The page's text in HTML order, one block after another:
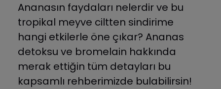
Ananasın faydaları nelerdir ve bu
tropikal meyve ciltten sindirime
hangi etkilerle öne çıkar? Ananas
detoksu ve bromelain hakkında
merak ettiğin tüm detayları bu
kapsamlı rehberimizde bulabilirsin!